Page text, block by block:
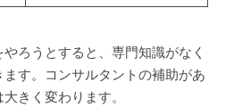
ろうとすると、専門知識がなく
す。コンサルタントの補助があ
きく変わります。